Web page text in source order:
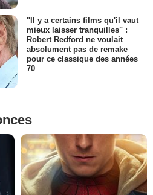
"Il y a certains films qu'il vaut
mieux laisser tranquilles" :
Robert Redford ne voulait
absolument pas de remake
pour ce classique des années
70